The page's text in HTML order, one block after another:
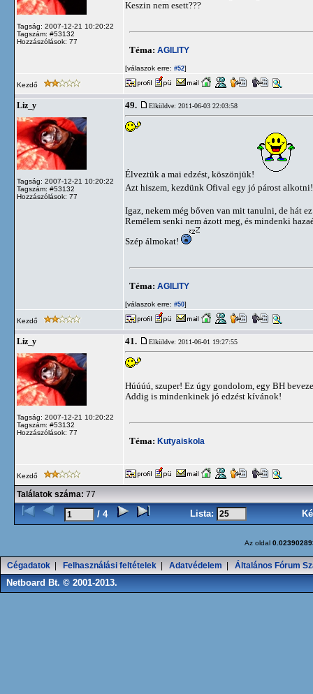
Tagság: 2007-12-21 10:20:22
Tagszám: #53132
Hozzászólások: 77
Keszin nem esett???
Téma: AGILITY
[válaszok erre: #52]
Kezdő
Liz_y
Tagság: 2007-12-21 10:20:22
Tagszám: #53132
Hozzászólások: 77
49. Elküldve: 2011-06-03 22:03:58
Élveztük a mai edzést, köszönjük!
Azt hiszem, kezdünk Ofival egy jó párost
Igaz, nekem még bőven van mit tanulni, de hát
Remélem senki nem ázott meg, és mindenki
Szép álmokat!
Téma: AGILITY
[válaszok erre: #50]
Kezdő
Liz_y
Tagság: 2007-12-21 10:20:22
Tagszám: #53132
Hozzászólások: 77
41. Elküldve: 2011-06-01 19:27:55
Húúúú, szuper! Ez úgy gondolom, egy BH
Addig is mindenkinek jó edzést kívánok!
Téma: Kutyaiskola
Kezdő
Találatok száma: 77
/ 4 Lista:
Az oldal
Cégadatok Felhasználási feltételek Adatvédelem Általános Fórum
Netboard Bt. © 2001-2013.